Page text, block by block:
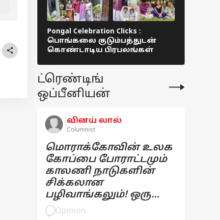
இடும்பாவனம் கார்த்திக்
Pongal Celebration Clicks :
பொங்கலை குடும்பத்துடன்
கொண்டாடிய பிரபலங்கள்
ட்ரெண்டிங்
ஒப்பீனியன்
வினய் லால்
Columnist
மொராக்கோவின் உலக
கோப்பை போராட்டமும்
காலணி நாடுகளின்
சிக்கலான
பழிவாங்கலும்! ஒரு
பார்வை
Opinion